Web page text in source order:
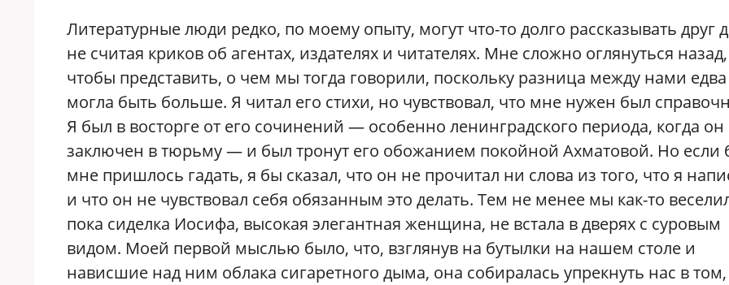
Литературные люди редко, по моему опыту, могут что-то долго рассказывать друг
не считая криков об агентах, издателях и читателях. Мне сложно оглянуться назад,
чтобы представить, о чем мы тогда говорили, поскольку разница между нами едва
могла быть больше. Я читал его стихи, но чувствовал, что мне нужен был
Я был в восторге от его сочинений — особенно ленинградского периода, когда
заключен в тюрьму — и был тронут его обожанием покойной Ахматовой. Но если
мне пришлось гадать, я бы сказал, что он не прочитал ни слова из того, что я
и что он не чувствовал себя обязанным это делать. Тем не менее мы как-то
пока сиделка Иосифа, высокая элегантная женщина, не встала в дверях с суровым
видом. Моей первой мыслью было, что, взглянув на бутылки на нашем столе и
нависшие над ним облака сигаретного дыма, она собиралась упрекнуть нас в том,